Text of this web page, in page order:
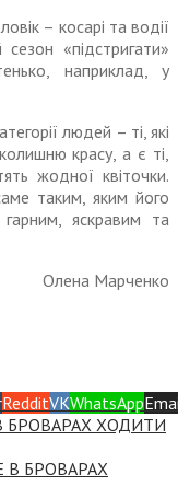
– косарі та водії
сезон «підстригати»
наприклад, у
людей – ті, які
красу, а є ті,
жодної квіточки.
таким, яким його
яскравим та
Олена Марченко
RedditVKWhatsApp
БРОВАРАХ ХОДИТИ
В БРОВАРАХ